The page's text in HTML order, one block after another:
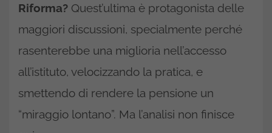
Riforma? Quest’ultima è protagonista delle
maggiori discussioni, specialmente perché
rasenterebbe una miglioria nell’accesso
all’istituto, velocizzando la pratica, e
smettendo di rendere la pensione un
“miraggio lontano”. Ma l’analisi non finisce